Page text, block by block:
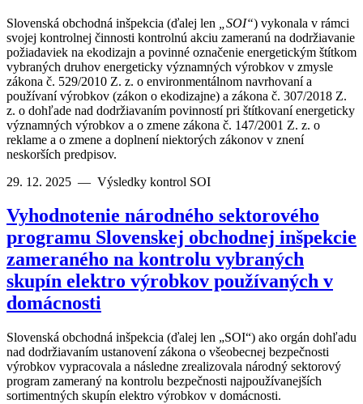
Slovenská obchodná inšpekcia (ďalej len „SOI“) vykonala v rámci
svojej kontrolnej činnosti kontrolnú akciu zameranú na dodržiavanie
požiadaviek na ekodizajn a povinné označenie energetickým štítkom
vybraných druhov energeticky významných výrobkov v zmysle
zákona č. 529/2010 Z. z. o environmentálnom navrhovaní a
používaní výrobkov (zákon o ekodizajne) a zákona č. 307/2018 Z.
z. o dohľade nad dodržiavaním povinností pri štítkovaní energeticky
významných výrobkov a o zmene zákona č. 147/2001 Z. z. o
reklame a o zmene a doplnení niektorých zákonov v znení
neskorších predpisov.
29. 12. 2025 — Výsledky kontrol SOI
Vyhodnotenie národného sektorového
programu Slovenskej obchodnej inšpekcie
zameraného na kontrolu vybraných
skupín elektro výrobkov používaných v
domácnosti
Slovenská obchodná inšpekcia (ďalej len „SOI“) ako orgán dohľadu
nad dodržiavaním ustanovení zákona o všeobecnej bezpečnosti
výrobkov vypracovala a následne zrealizovala národný sektorový
program zameraný na kontrolu bezpečnosti najpoužívanejších
sortimentných skupín elektro výrobkov v domácnosti.